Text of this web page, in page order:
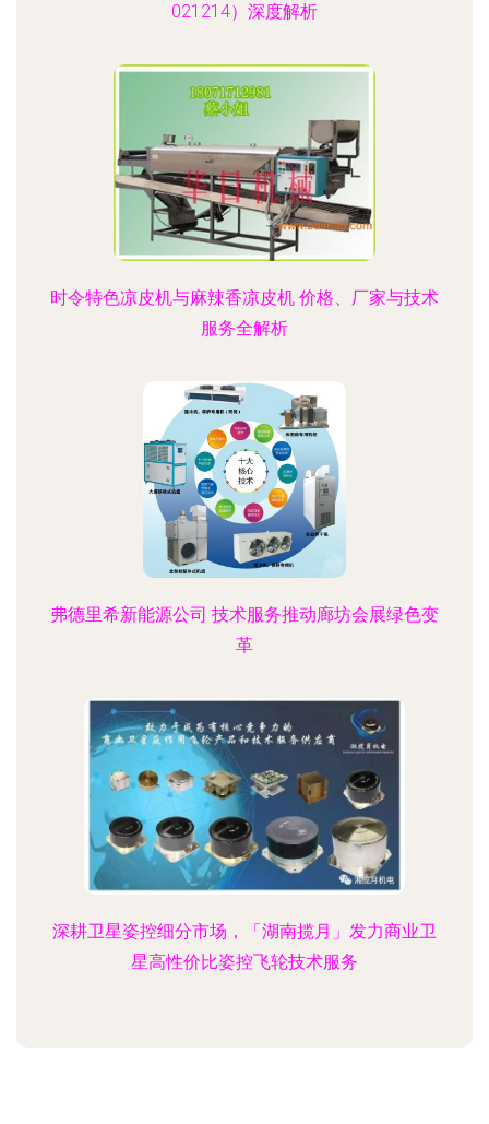
021214）深度解析
时令特色凉皮机与麻辣香凉皮机 价格、厂家与技术
服务全解析
弗德里希新能源公司 技术服务推动廊坊会展绿色变
革
深耕卫星姿控细分市场，「湖南揽月」发力商业卫
星高性价比姿控飞轮技术服务